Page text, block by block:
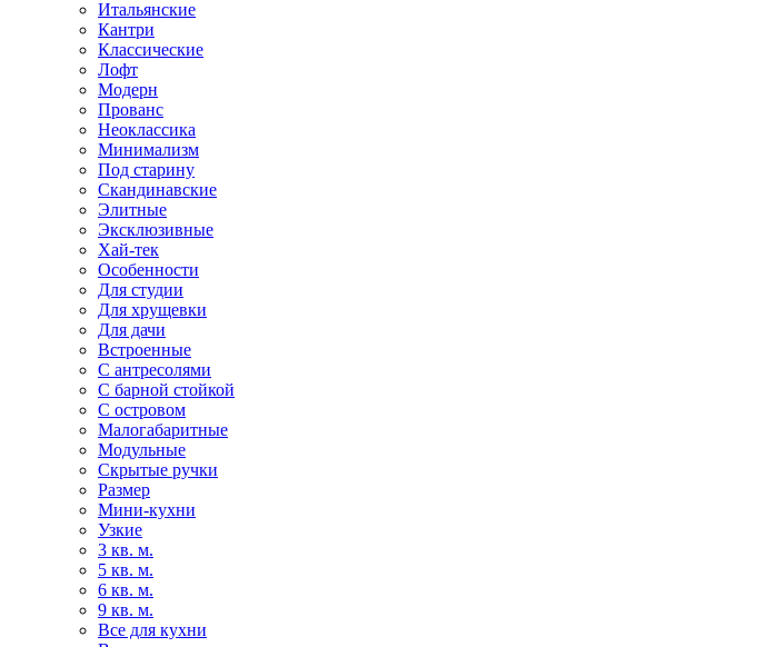
Итальянские
Кантри
Классические
Лофт
Модерн
Прованс
Неоклассика
Минимализм
Под старину
Скандинавские
Элитные
Эксклюзивные
Хай-тек
Особенности
Для студии
Для хрущевки
Для дачи
Встроенные
С антресолями
С барной стойкой
С островом
Малогабаритные
Модульные
Скрытые ручки
Размер
Мини-кухни
Узкие
3 кв. м.
5 кв. м.
6 кв. м.
9 кв. м.
Все для кухни